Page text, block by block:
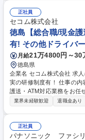
4回あります！営業職とし
めます。 ★今回営業総合職
ク ★中途入社者の85%以上
を成し遂げる方が多数いらっしゃいます！★
ンド富裕層向け収益不動産
正社員
セコム株式会社
徳島【総合職/現金
有! その他ドライバ
月給21万4800円～30
徳島県
企業名 セコム株式会社 求人名 徳島【総合職/現金護送】★未経験歓迎★充
実の研修制度有！ 仕事の内容 専用車両を使用した、ご契約先への貴重品
護送・ATM対応業務をお任
して、配属後もOJTや集合研
TMへの現金補充・回収業
街中で人々の目に触れる機
業界未経験歓迎 退職金あり
正社員
パナソニック ファシ